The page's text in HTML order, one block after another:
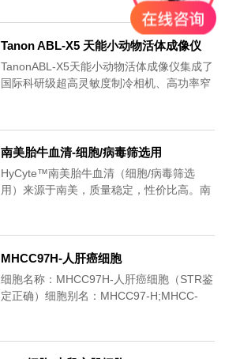
度-40~-86℃。采用循环水冷技术，散热效
率高，829L大容量适配工业级科研样本存
储，具备三重安全防护，适用于高温环境科
研场景，为大规模科研样本存储提供可靠方
案。
Tanon ABL-X5 天能小动物活体成像仪
TanonABL-X5天能小动物活体成像仪集成了
国际科研级超高灵敏度制冷相机、高功率窄
像科研级深度制冷高灵敏相机，更高的感光
效率搭配F0.85超大光圈全自动镜头，拥有
更高的灵敏度，可以捕捉微弱发光及荧光高
清晰光路系统最高至1000万像素分辨率镜
头，更好的成像细节背照式滤光片光路设
清晰
南美胎牛血清-​细胞/病毒筛选​用
HyCyte™南美胎牛血清（细胞/病毒筛选
用）来源于南美，质量稳定，性价比高。南
内皮细胞，上皮细胞等；还可用于病毒包
装。
MHCC97H-​人肝癌细胞​
细胞名称：MHCC97H-人肝癌细胞（STR鉴
定正确）细胞别名：MHCC97-H;MHCC-
人肝癌细胞配套培养基货号：TCH-G258传